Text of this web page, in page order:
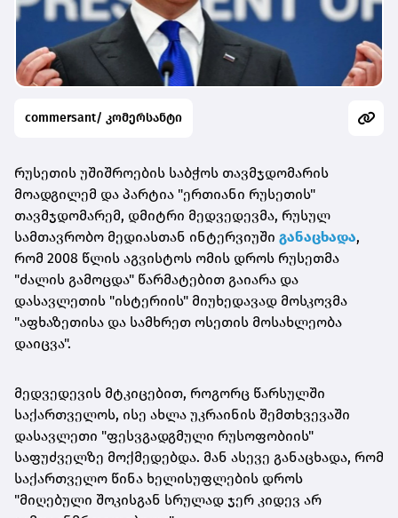
commersant/ კომერსანტი
რუსეთის უშიშროების საბჭოს თავმჯდომარის
მოადგილემ და პარტია "ერთიანი რუსეთის"
თავმჯდომარემ, დმიტრი მედვედევმა, რუსულ
სამთავრობო მედიასთან ინტერვიუში განაცხადა,
რომ 2008 წლის აგვისტოს ომის დროს რუსეთმა
"ძალის გამოცდა" წარმატებით გაიარა და
დასავლეთის "ისტერიის" მიუხედავად მოსკოვმა
"აფხაზეთისა და სამხრეთ ოსეთის მოსახლეობა
დაიცვა".
მედვედევის მტკიცებით, როგორც წარსულში
საქართველოს, ისე ახლა უკრაინის შემთხვევაში
დასავლეთი "ფესვგადგმული რუსოფობიის"
საფუძველზე მოქმედებდა. მან ასევე განაცხადა, რომ
საქართველო წინა ხელისუფლების დროს
"მიღებული შოკისგან სრულად ჯერ კიდევ არ